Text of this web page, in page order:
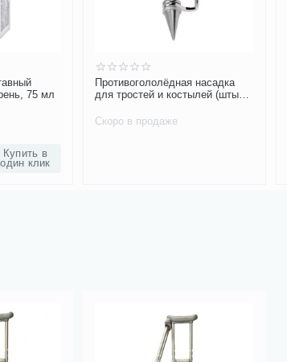
75 мл
Купить в
один клик
Противогололёдная насадка
для тростей и костылей (штырь)
Скоро в продаже